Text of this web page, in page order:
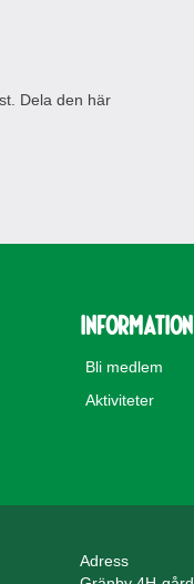
Dela den här
Information
Bli medlem
Aktiviteter
Adress